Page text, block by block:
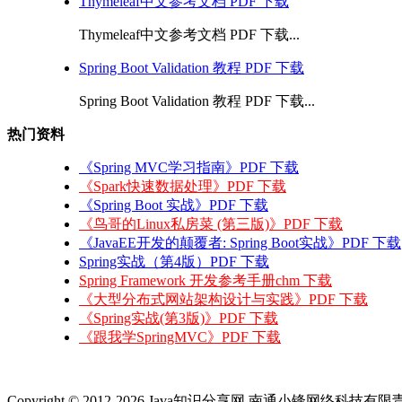
Thymeleaf中文参考文档 PDF 下载...
Spring Boot Validation 教程 PDF 下载
Spring Boot Validation 教程 PDF 下载...
热门资料
《Spring MVC学习指南》PDF 下载
《Spark快速数据处理》PDF 下载
《Spring Boot 实战》PDF 下载
《鸟哥的Linux私房菜 (第三版)》PDF 下载
《JavaEE开发的颠覆者: Spring Boot实战》PDF 下载
Spring实战（第4版）PDF 下载
Spring Framework 开发参考手册chm 下载
《大型分布式网站架构设计与实践》PDF 下载
《Spring实战(第3版)》PDF 下载
《跟我学SpringMVC》PDF 下载